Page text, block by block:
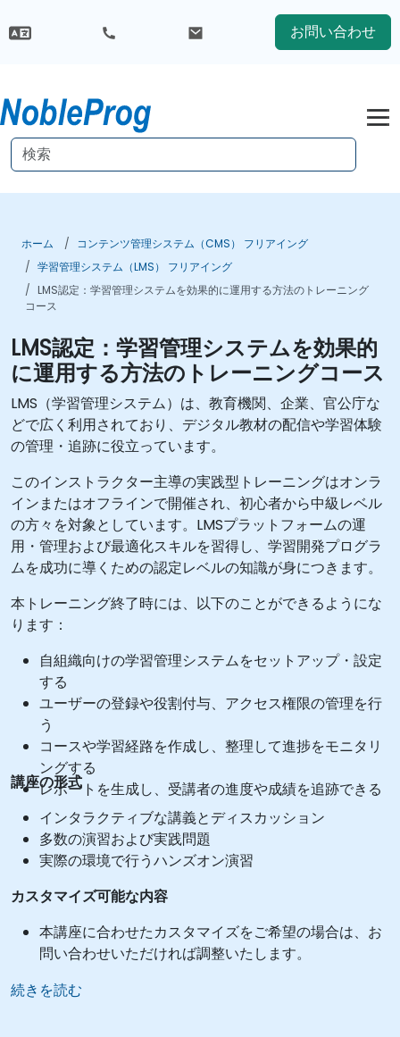
お問い合わせ
ホーム
コンテンツ管理システム（CMS） フリアイング
学習管理システム（LMS） フリアイング
LMS認定：学習管理システムを効果的に運用する方法のトレーニング
コース
LMS認定：学習管理システムを効果的
に運用する方法のトレーニングコース
LMS（学習管理システム）は、教育機関、企業、官公庁な
どで広く利用されており、デジタル教材の配信や学習体験
の管理・追跡に役立っています。
このインストラクター主導の実践型トレーニングはオンラ
インまたはオフラインで開催され、初心者から中級レベル
の方々を対象としています。LMSプラットフォームの運
用・管理および最適化スキルを習得し、学習開発プログラ
ムを成功に導くための認定レベルの知識が身につきます。
本トレーニング終了時には、以下のことができるようにな
ります：
自組織向けの学習管理システムをセットアップ・設定
する
ユーザーの登録や役割付与、アクセス権限の管理を行
う
コースや学習経路を作成し、整理して進捗をモニタリ
ングする
レポートを生成し、受講者の進度や成績を追跡できる
講座の形式
インタラクティブな講義とディスカッション
多数の演習および実践問題
実際の環境で行うハンズオン演習
カスタマイズ可能な内容
本講座に合わせたカスタマイズをご希望の場合は、お
問い合わせいただければ調整いたします。
続きを読む